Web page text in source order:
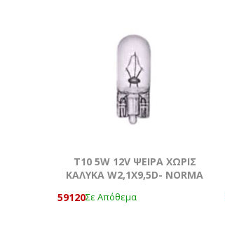
T10 5W 12V ΨΕΙΡΑ ΧΩΡΙΣ
ΚΑΛΥΚΑ W2,1X9,5D- NORMA
59120Σε Απόθεμα